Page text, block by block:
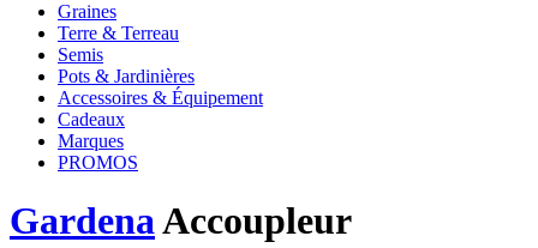
Graines
Terre & Terreau
Semis
Pots & Jardinières
Accessoires & Équipement
Cadeaux
Marques
PROMOS
GardenaAccoupleur